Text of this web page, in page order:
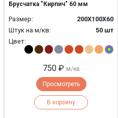
Брусчатка "Кирпич" 60 мм
Размер:
200Х100Х60
Штук на м/кв:
50 шт
Цвет:
750 ₽ м/кв
Просмотреть
В корзину